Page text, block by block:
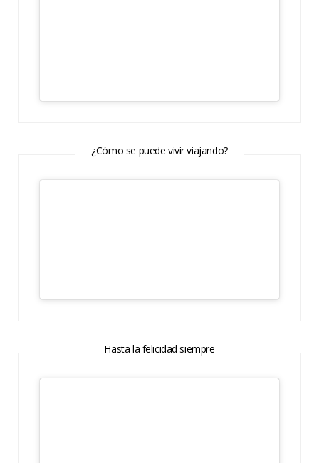
¿Cómo se puede vivir viajando?
Hasta la felicidad siempre